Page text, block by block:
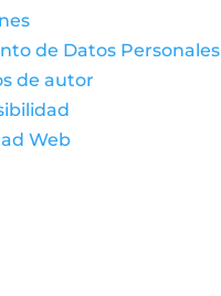
de Datos Personales
de autor
Web